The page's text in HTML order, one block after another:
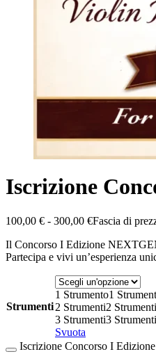
Iscrizione
100,00 € - 300,00 €Fascia di
Il Concorso I Edizione
Partecipa e vivi un’esperienza
Strumenti
1 Strumento1
2 Strumenti2 Strumenti
3 Strumenti3 Strumenti
Svuota
Iscrizione Concorso I